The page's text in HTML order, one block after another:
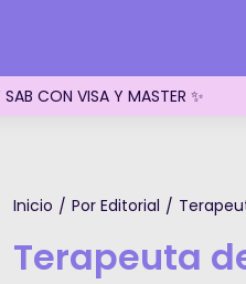
CON VISA Y MASTER ✨
Inicio / Por Editorial /
Terapeuta